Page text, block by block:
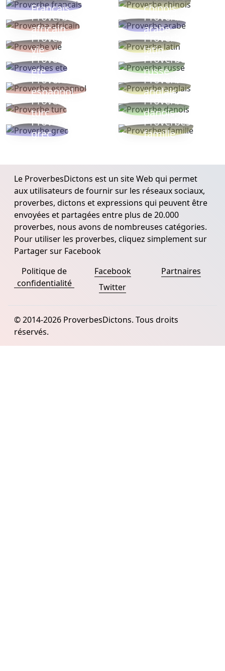
Français
chinois
Proverbe
africain
Proverbe
arabe
Proverbe
vie
Proverbe
latin
Proverbes
ete
Proverbe
russe
Proverbe
espagnol
Proverbe
anglais
Proverbe
turc
Proverbe
danois
Proverbe
grec
Proverbes
famille
Le ProverbesDictons est un site Web qui permet
aux utilisateurs de fournir sur les réseaux sociaux,
proverbes, dictons et expressions qui peuvent être
envoyées et partagées entre plus de 20.000
proverbes, nous avons de nombreuses catégories.
Pour utiliser les proverbes, cliquez simplement sur
Partager sur Facebook
Politique de
confidentialité
Facebook
Twitter
Partnaires
© 2014-2026 ProverbesDictons. Tous droits
réservés.